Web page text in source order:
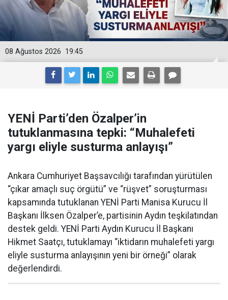
19:45
08 Ağustos 2026
YENİ Parti’den Özalper’in
tutuklanmasına tepki: “Muhalefeti
yargı eliyle susturma anlayışı”
Ankara Cumhuriyet Başsavcılığı tarafından yürütülen
“çıkar amaçlı suç örgütü” ve “rüşvet” soruşturması
kapsamında tutuklanan YENİ Parti Manisa Kurucu İl
Başkanı İlksen Özalper’e, partisinin Aydın teşkilatından
destek geldi. YENİ Parti Aydın Kurucu İl Başkanı
Hikmet Saatçı, tutuklamayı “iktidarın muhalefeti yargı
eliyle susturma anlayışının yeni bir örneği” olarak
değerlendirdi.